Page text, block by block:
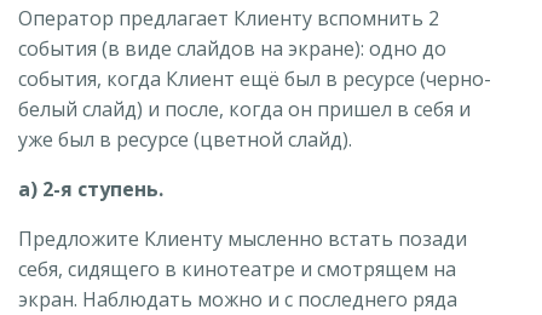
Оператор предлагает Клиенту вспомнить 2
события (в виде слайдов на экране): одно до
события, когда Клиент ещё был в ресурсе (черно-
белый слайд) и после, когда он пришел в себя и
уже был в ресурсе (цветной слайд).
а) 2-я ступень.
Предложите Клиенту мысленно встать позади
себя, сидящего в кинотеатре и смотрящем на
экран. Наблюдать можно и с последнего ряда